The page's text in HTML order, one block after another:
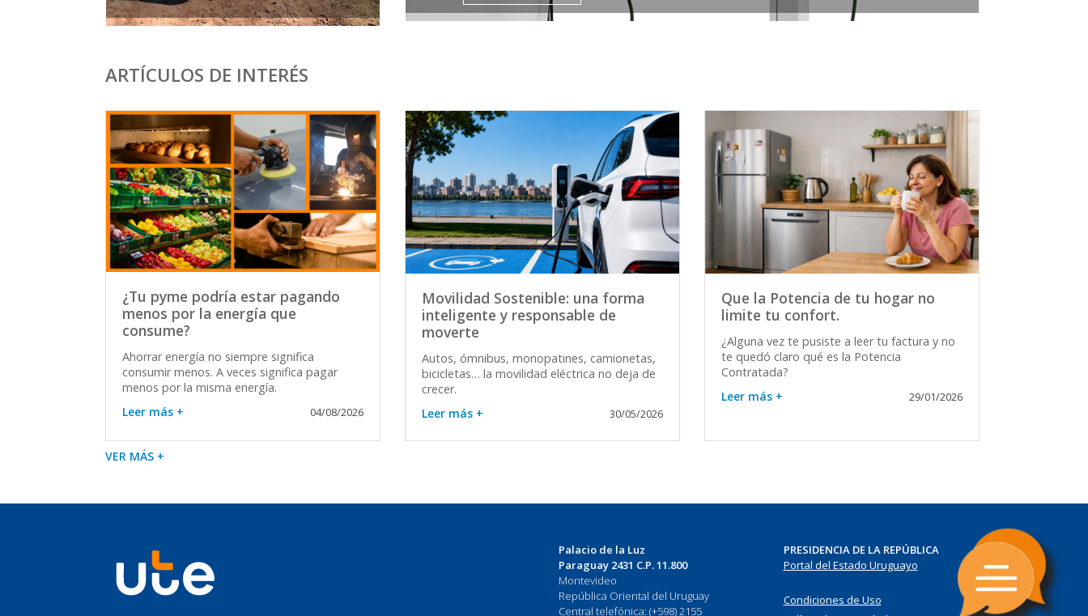
ARTÍCULOS DE INTERÉS
¿Tu pyme podría estar pagando
menos por la energía que
consume?
Ahorrar energía no siempre significa
consumir menos. A veces significa pagar
menos por la misma energía.
Leer más +
04/08/2026
Movilidad Sostenible: una forma
inteligente y responsable de
moverte
Autos, ómnibus, monopatines, camionetas,
bicicletas… la movilidad eléctrica no deja de
crecer.
Leer más +
30/05/2026
Que la Potencia de tu hogar no
limite tu confort.
¿Alguna vez te pusiste a leer tu factura y no
te quedó claro qué es la Potencia
Contratada?
Leer más +
29/01/2026
VER MÁS +
Palacio de la Luz
Paraguay 2431 C.P. 11.800
Montevideo
República Oriental del Uruguay
Central telefónica: (+598) 2155
PRESIDENCIA DE LA REPÚBLICA
Portal del Estado Uruguayo
Condiciones de Uso